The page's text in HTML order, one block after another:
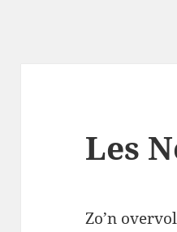
Les
Zo’n